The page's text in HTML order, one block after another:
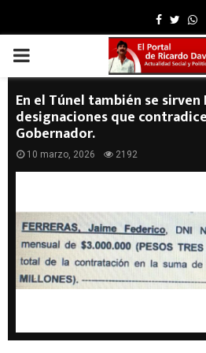
Facebook
PRIMARY
MENU
En el Túnel también se sirven
designaciones que
Gobernador.
10 marzo, 2026 2192